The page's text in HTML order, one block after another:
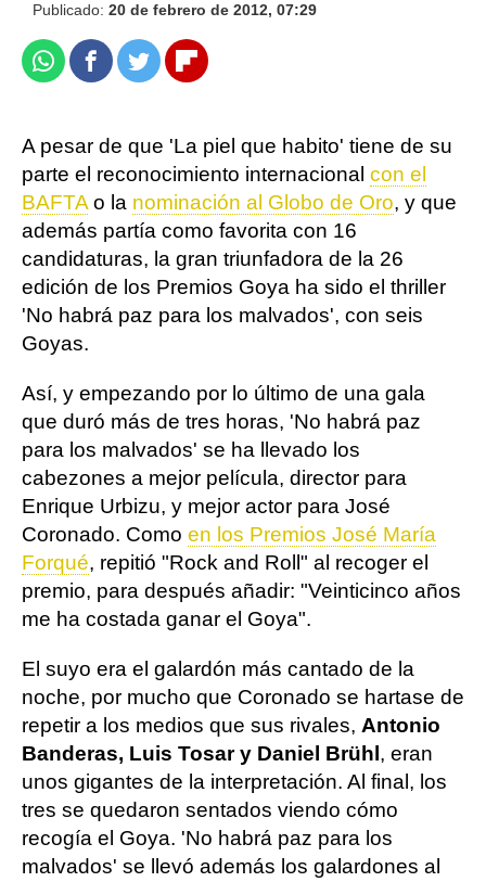
Publicado: 20 de febrero de 2012, 07:29
WhatsappFacebook
TwitterFlipboard
A pesar de que 'La piel que habito' tiene de su
parte el reconocimiento internacional con el
BAFTA o la nominación al Globo de Oro, y que
además partía como favorita con 16
candidaturas, la gran triunfadora de la 26
edición de los Premios Goya ha sido el thriller
'No habrá paz para los malvados', con seis
Goyas.
Así, y empezando por lo último de una gala
que duró más de tres horas, 'No habrá paz
para los malvados' se ha llevado los
cabezones a mejor película, director para
Enrique Urbizu, y mejor actor para José
Coronado. Como en los Premios José María
Forqué, repitió "Rock and Roll" al recoger el
premio, para después añadir: "Veinticinco años
me ha costada ganar el Goya".
El suyo era el galardón más cantado de la
noche, por mucho que Coronado se hartase de
repetir a los medios que sus rivales, Antonio
Banderas, Luis Tosar y Daniel Brühl , eran
unos gigantes de la interpretación. Al final, los
tres se quedaron sentados viendo cómo
recogía el Goya. 'No habrá paz para los
malvados' se llevó además los galardones al